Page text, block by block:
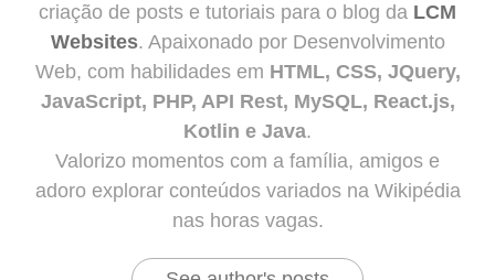
criação de posts e tutoriais para o blog da LCM
Websites. Apaixonado por Desenvolvimento
Web, com habilidades em HTML, CSS, JQuery,
JavaScript, PHP, API Rest, MySQL, React.js,
Kotlin e Java.
Valorizo momentos com a família, amigos e
adoro explorar conteúdos variados na Wikipédia
nas horas vagas.